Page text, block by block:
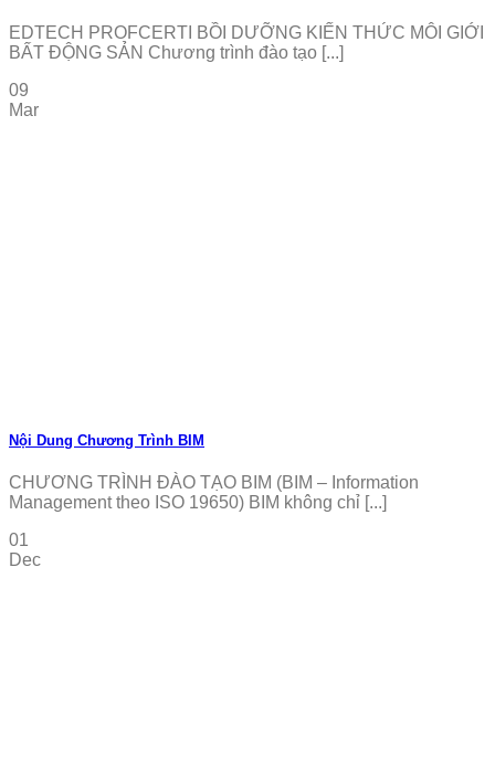
EDTECH PROFCERTI BỒI DƯỠNG KIẾN THỨC MÔI GIỚI
BẤT ĐỘNG SẢN Chương trình đào tạo [...]
09
Mar
Nội Dung Chương Trình BIM
CHƯƠNG TRÌNH ĐÀO TẠO BIM (BIM – Information
Management theo ISO 19650) BIM không chỉ [...]
01
Dec